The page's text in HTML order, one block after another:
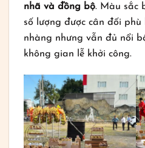
nhã và đồng bộ. Màu sắc
số lượng được cân đối
nhàng nhưng vẫn đủ nổi
không gian lễ khởi công.